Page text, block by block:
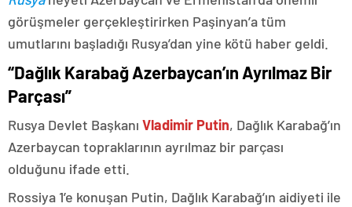
görüşmeler gerçekleştirirken Paşinyan’a tüm
umutlarını başladığı Rusya’dan yine kötü haber geldi.
“Dağlık Karabağ Azerbaycan’ın Ayrılmaz Bir
Parçası”
Rusya Devlet Başkanı Vladimir Putin, Dağlık Karabağ’ın
Azerbaycan topraklarının ayrılmaz bir parçası
olduğunu ifade etti.
Rossiya 1’e konuşan Putin, Dağlık Karabağ’ın aidiyeti ile